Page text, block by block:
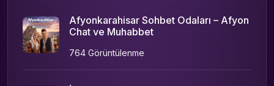
Afyonkarahisar Sohbet Odaları – Afyon
Chat ve Muhabbet
764 Görüntülenme